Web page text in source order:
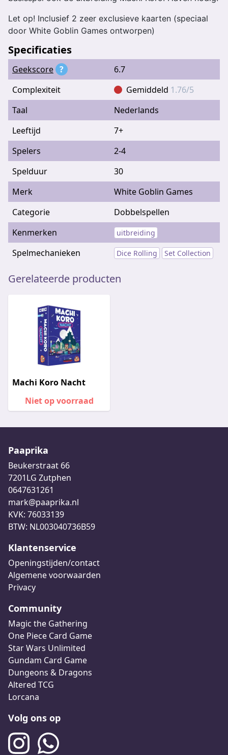
Let op! Inclusief 2 zeer exclusieve kaarten (speciaal
door White Goblin Games ontworpen)
Specificaties
Geekscore ?
6.7
Complexiteit
Gemiddeld 1.76/5
Taal
Nederlands
Leeftijd
7+
Spelers
2-4
Spelduur
30
Merk
White Goblin Games
Categorie
Dobbelspellen
Kenmerken
uitbreiding
Spelmechanieken Dice Rolling Set Collection
Gerelateerde producten
Machi Koro Nacht
Niet op voorraad
Paaprika
Beukerstraat 66
7201LG Zutphen
0647631261
mark@paaprika.nl
KVK: 76033139
BTW: NL003040736B59
Klantenservice
Openingstijden/contact
Algemene voorwaarden
Privacy
Community
Magic the Gathering
One Piece Card Game
Star Wars Unlimited
Gundam Card Game
Dungeons & Dragons
Altered TCG
Lorcana
Volg ons op